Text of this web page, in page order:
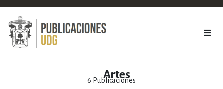
Artes
6 Publicaciones